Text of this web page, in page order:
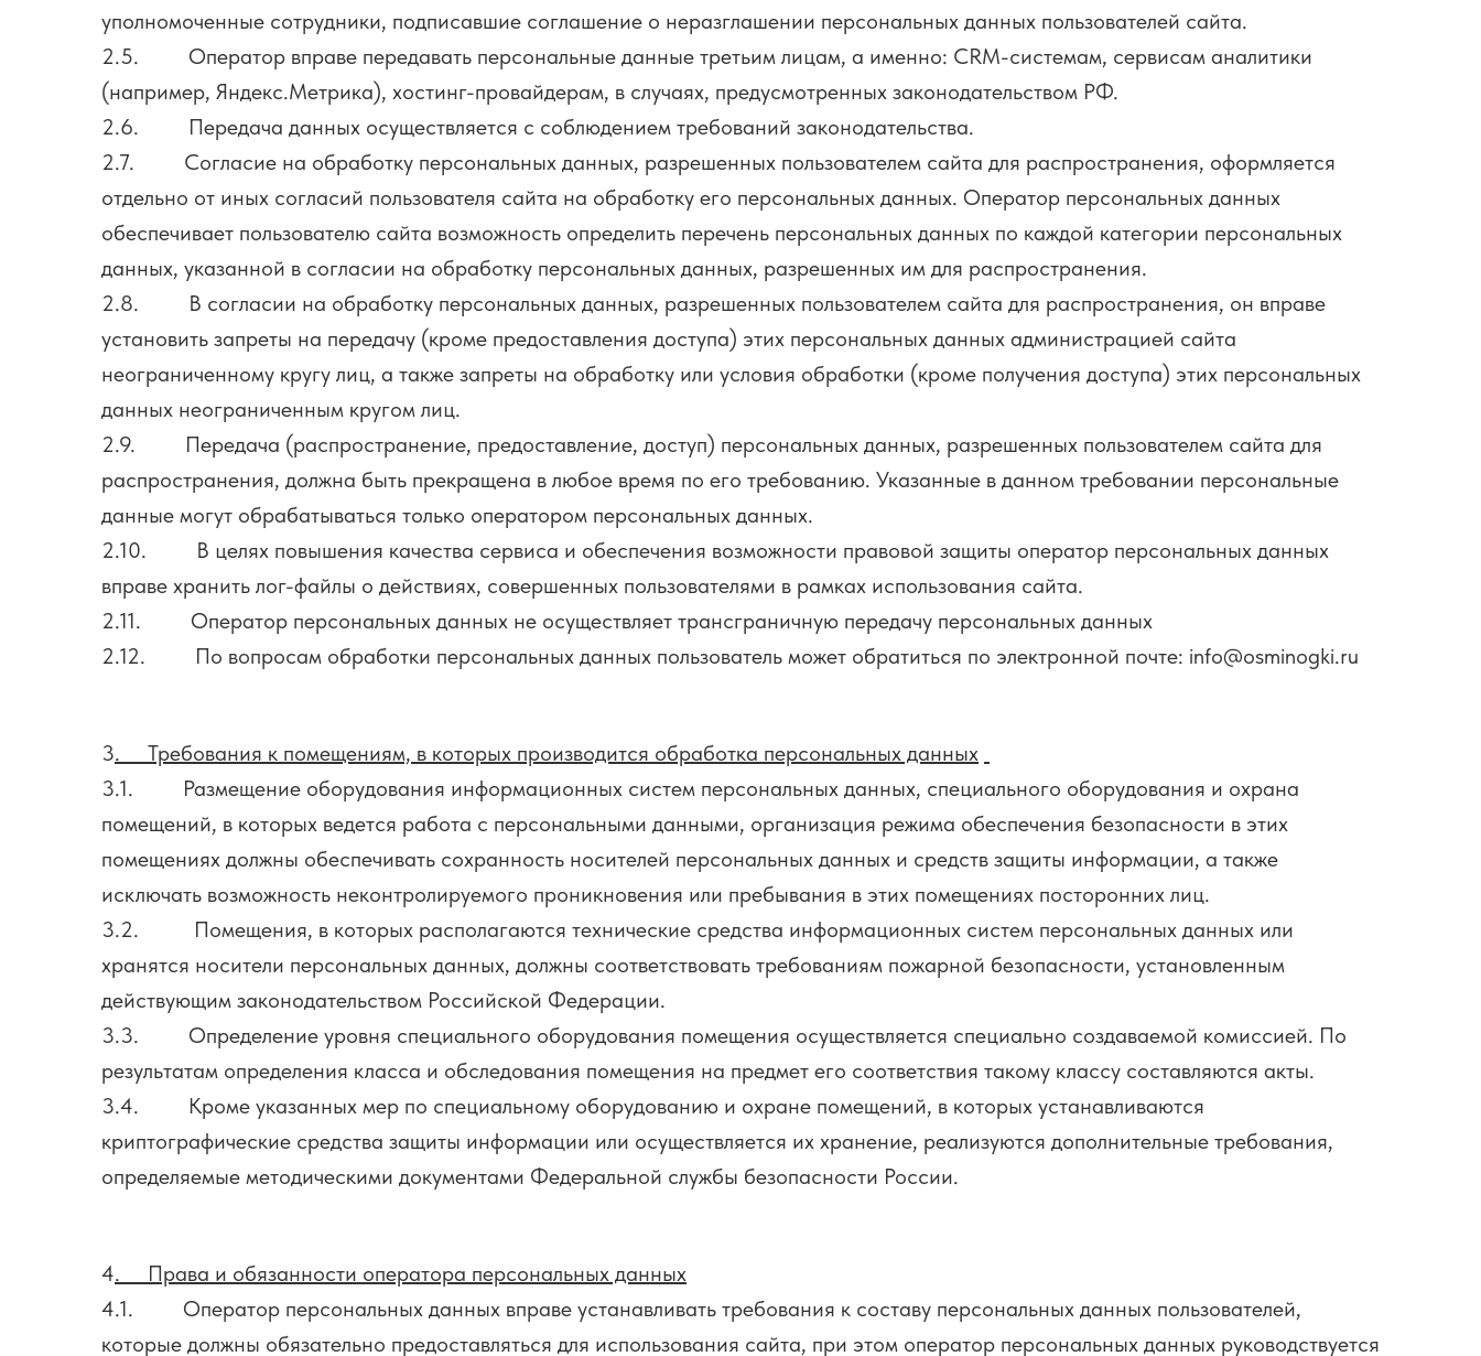
уполномоченные сотрудники, подписавшие соглашение о неразглашении персональных данных пользователей сайта.
2.5. Оператор вправе передавать персональные данные третьим лицам, а именно: CRM-системам, сервисам аналитики
(например, Яндекс.Метрика), хостинг-провайдерам, в случаях, предусмотренных законодательством РФ.
2.6. Передача данных осуществляется с соблюдением требований законодательства.
2.7. Согласие на обработку персональных данных, разрешенных пользователем сайта для распространения, оформляется
отдельно от иных согласий пользователя сайта на обработку его персональных данных. Оператор персональных данных
обеспечивает пользователю сайта возможность определить перечень персональных данных по каждой категории персональных
данных, указанной в согласии на обработку персональных данных, разрешенных им для распространения.
2.8. В согласии на обработку персональных данных, разрешенных пользователем сайта для распространения, он вправе
установить запреты на передачу (кроме предоставления доступа) этих персональных данных администрацией сайта
неограниченному кругу лиц, а также запреты на обработку или условия обработки (кроме получения доступа) этих персональных
данных неограниченным кругом лиц.
2.9. Передача (распространение, предоставление, доступ) персональных данных, разрешенных пользователем сайта для
распространения, должна быть прекращена в любое время по его требованию. Указанные в данном требовании персональные
данные могут обрабатываться только оператором персональных данных.
2.10. В целях повышения качества сервиса и обеспечения возможности правовой защиты оператор персональных данных
вправе хранить лог-файлы о действиях, совершенных пользователями в рамках использования сайта.
2.11. Оператор персональных данных не осуществляет трансграничную передачу персональных данных
2.12. По вопросам обработки персональных данных пользователь может обратиться по электронной почте: info@osminogki.ru
3. Требования к помещениям, в которых производится обработка персональных данных
3.1. Размещение оборудования информационных систем персональных данных, специального оборудования и охрана
помещений, в которых ведется работа с персональными данными, организация режима обеспечения безопасности в этих
помещениях должны обеспечивать сохранность носителей персональных данных и средств защиты информации, а также
исключать возможность неконтролируемого проникновения или пребывания в этих помещениях посторонних лиц.
3.2. Помещения, в которых располагаются технические средства информационных систем персональных данных или
хранятся носители персональных данных, должны соответствовать требованиям пожарной безопасности, установленным
действующим законодательством Российской Федерации.
3.3. Определение уровня специального оборудования помещения осуществляется специально создаваемой комиссией. По
результатам определения класса и обследования помещения на предмет его соответствия такому классу составляются акты.
3.4. Кроме указанных мер по специальному оборудованию и охране помещений, в которых устанавливаются
криптографические средства защиты информации или осуществляется их хранение, реализуются дополнительные требования,
определяемые методическими документами Федеральной службы безопасности России.
4. Права и обязанности оператора персональных данных
4.1. Оператор персональных данных вправе устанавливать требования к составу персональных данных пользователей,
которые должны обязательно предоставляться для использования сайта, при этом оператор персональных данных руководствуется